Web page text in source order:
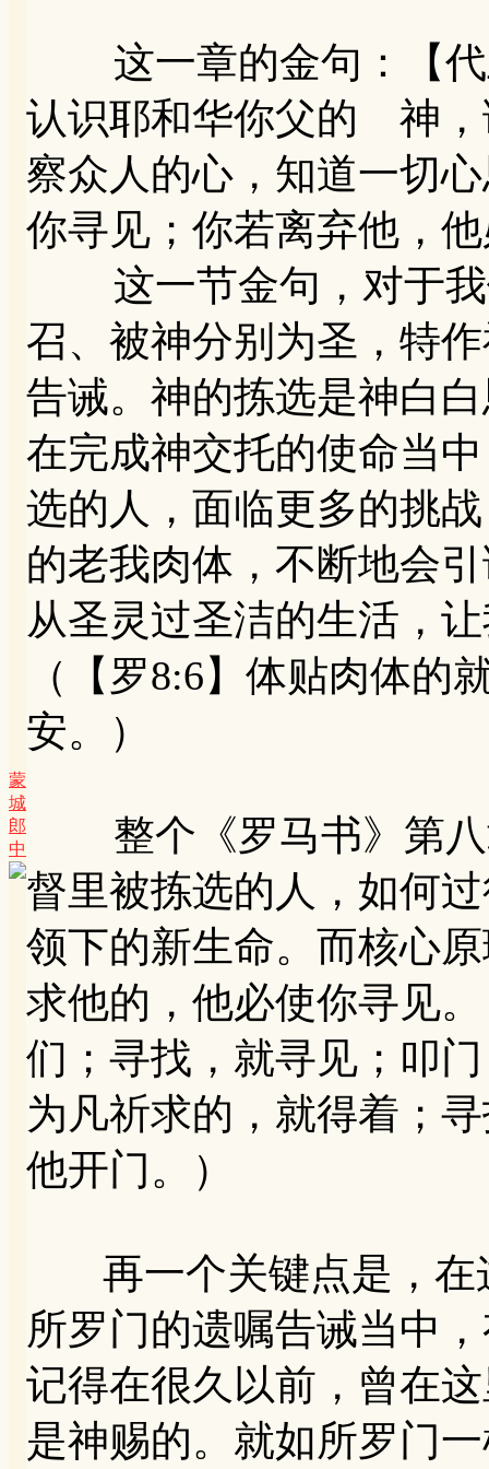
蒙
城
郎
中
这一章的金句：【代
认识耶和华你父的 神，
察众人的心，知道一切
你寻见；你若离弃他，
这一节金句，对于我
召、被神分别为圣，特
告诫。神的拣选是神白
在完成神交托的使命当
选的人，面临更多的挑
的老我肉体，不断地会
从圣灵过圣洁的生活，
（【罗8:6】体贴肉体的
安。）
整个《罗马书》第八
督里被拣选的人，如何
领下的新生命。而核心
求他的，他必使你寻见
们；寻找，就寻见；叩
为凡祈求的，就得着；
他开门。）
再一个关键点是，在
所罗门的遗嘱告诫当中
记得在很久以前，曾在
是神赐的。就如所罗门